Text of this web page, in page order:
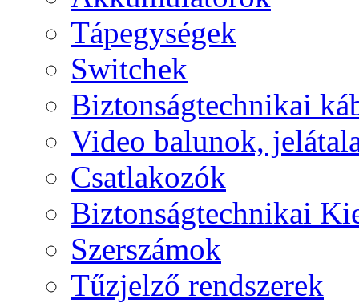
Tápegységek
Switchek
Biztonságtechnikai
Video balunok,
Csatlakozók
Biztonságtechnikai
Szerszámok
Tűzjelző rendszerek